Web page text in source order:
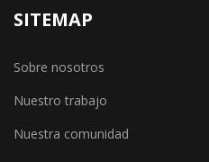
SITEMAP
Sobre nosotros
Nuestro trabajo
Nuestra comunidad